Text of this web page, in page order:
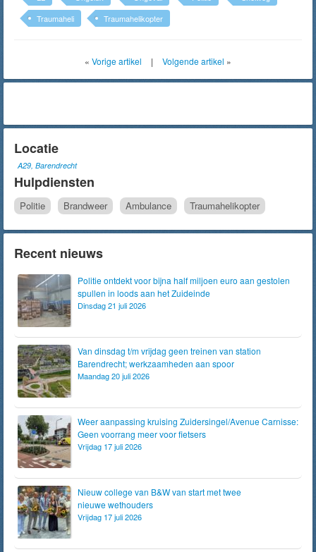
Traumaheli
Traumahelikopter
« Vorige artikel | Volgende artikel »
Locatie
A29, Barendrecht
Hulpdiensten
Politie Brandweer Ambulance Traumahelikopter
Recent nieuws
Politie ontdekt voor bijna half miljoen euro aan gestolen
spullen in loods aan het Zuideinde
Dinsdag 21 juli 2026
Van dinsdag t/m vrijdag geen treinen van station
Barendrecht; werkzaamheden aan spoor
Maandag 20 juli 2026
Weer aanpassing kruising Zuidersingel/Avenue Carnisse:
Geen voorrang meer voor fietsers
Vrijdag 17 juli 2026
Nieuw college van B&W van start met twee
nieuwe wethouders
Vrijdag 17 juli 2026